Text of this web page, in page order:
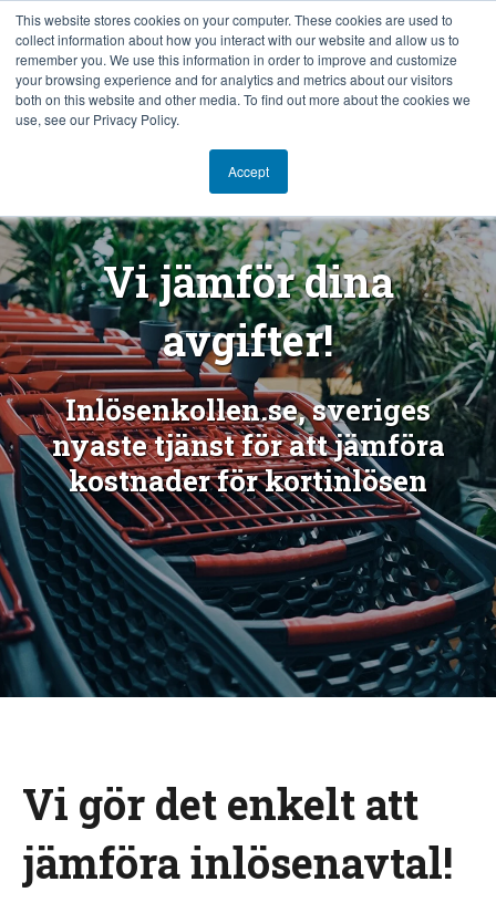
This website stores cookies on your computer. These cookies are used to
collect information about how you interact with our website and allow us to
remember you. We use this information in order to improve and customize
your browsing experience and for analytics and metrics about our visitors
both on this website and other media. To find out more about the cookies we
use, see our Privacy Policy.
Accept
SV
Vi jämför dina
avgifter!
Inlösenkollen.se, sveriges
nyaste tjänst för att jämföra
kostnader för kortinlösen
Vi gör det enkelt att
jämföra inlösenavtal!